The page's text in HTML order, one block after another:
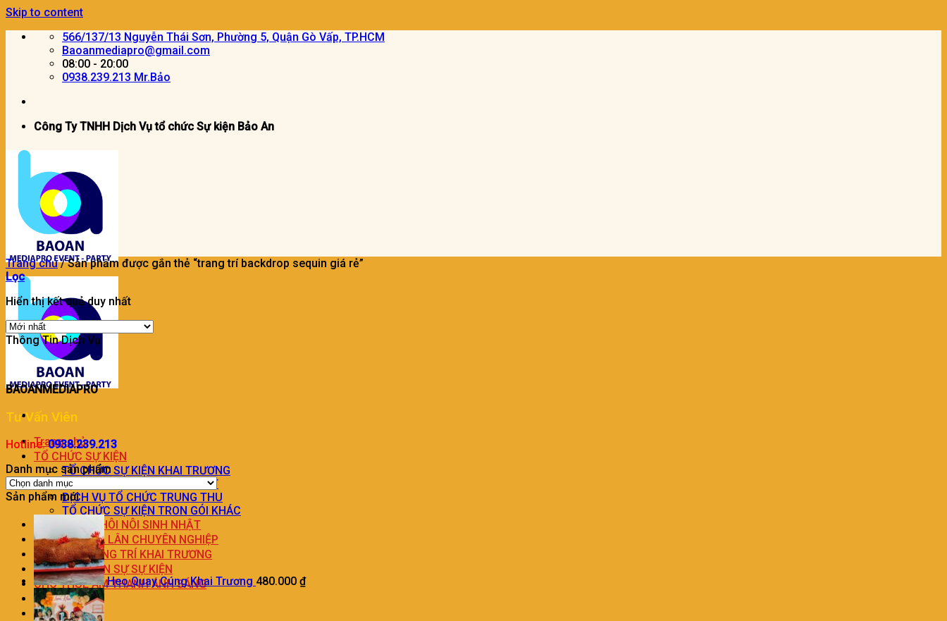
Skip to content
566/137/13 Nguyễn Thái Sơn, Phường 5, Quận Gò Vấp, TP.HCM
Baoanmediapro@gmail.com
08:00 - 20:00
0938.239.213 Mr.Bảo
Công Ty TNHH Dịch Vụ tổ chức Sự kiện Bảo An
Trang chủ
TỔ CHỨC SỰ KIỆN
TỔ CHỨC SỰ KIỆN KHAI TRƯƠNG
DỊCH VỤ TỔ CHỨC SINH NHẬT
DỊCH VỤ TỔ CHỨC TRUNG THU
TỔ CHỨC SỰ KIỆN TRON GÓI KHÁC
TRANG TRÍ THÔI NÔI SINH NHẬT
DỊCH VỤ MÚA LÂN CHUYÊN NGHIỆP
DỊCH VỤ TRANG TRÍ KHAI TRƯƠNG
DỊCH VỤ NHÂN SỰ SỰ KIỆN
CHO THUÊ ÂM THANH ÁNH SÁNG
LIÊN HỆ
BÁO GIÁ
Trang chủ /Sản phẩm được gắn thẻ “trang trí backdrop sequin giá rẻ”
Lọc
Hiển thị kết quả duy nhất
Thông Tin Dịch Vụ
BAOANMEDIAPRO
Tư Vấn Viên
Hotline:0938.239.213
Danh mục sản phẩm
Sản phẩm mới
Heo Quay Cúng Khai Trương 480.000 ₫